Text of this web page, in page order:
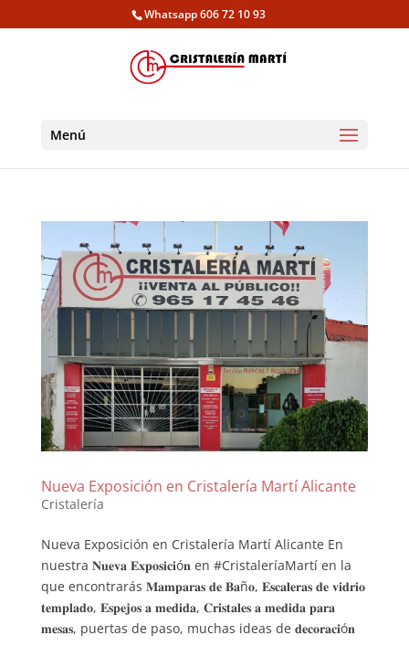
Whatsapp 606 72 10 93
Menú
Nueva Exposición en Cristalería Martí Alicante
Cristalería
Nueva Exposición en Cristalería Martí Alicante En
nuestra 𝐍𝐮𝐞𝐯𝐚 𝐄𝐱𝐩𝐨𝐬𝐢𝐜𝐢ó𝐧 en #CristaleríaMartí en la
que encontrarás 𝐌𝐚𝐦𝐩𝐚𝐫𝐚𝐬 𝐝𝐞 𝐁𝐚ñ𝐨, 𝐄𝐬𝐜𝐚𝐥𝐞𝐫𝐚𝐬 𝐝𝐞 𝐯𝐢𝐝𝐫𝐢𝐨
𝐭𝐞𝐦𝐩𝐥𝐚𝐝𝐨, 𝐄𝐬𝐩𝐞𝐣𝐨𝐬 𝐚 𝐦𝐞𝐝𝐢𝐝𝐚, 𝐂𝐫𝐢𝐬𝐭𝐚𝐥𝐞𝐬 𝐚 𝐦𝐞𝐝𝐢𝐝𝐚 𝐩𝐚𝐫𝐚
𝐦𝐞𝐬𝐚𝐬, puertas de paso, muchas ideas de 𝐝𝐞𝐜𝐨𝐫𝐚𝐜𝐢ó𝐧